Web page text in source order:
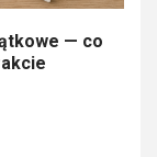
— co